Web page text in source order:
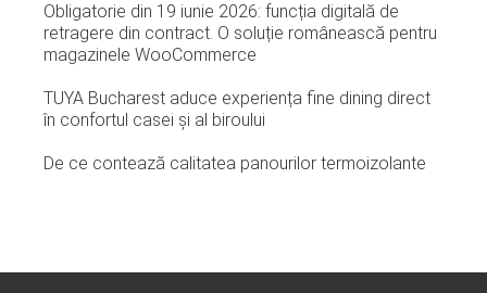
Obligatorie din 19 iunie 2026: funcția digitală de
retragere din contract. O soluție românească pentru
magazinele WooCommerce
TUYA Bucharest aduce experiența fine dining direct
în confortul casei și al biroului
De ce contează calitatea panourilor termoizolante